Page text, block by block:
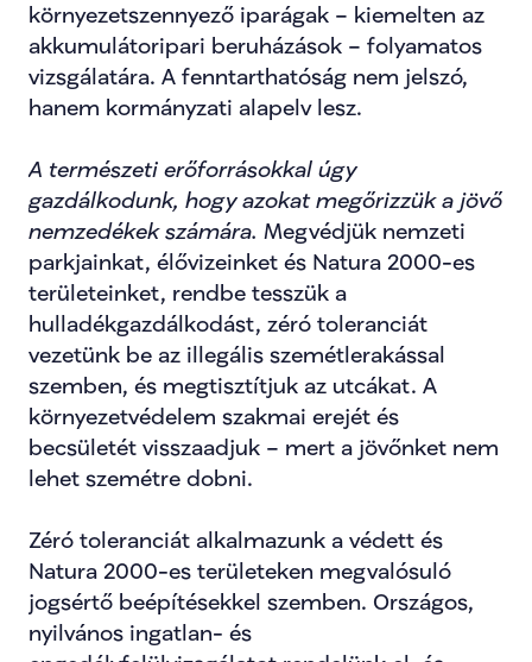
környezetszennyező iparágak – kiemelten az
akkumulátoripari beruházások – folyamatos
vizsgálatára. A fenntarthatóság nem jelszó,
hanem kormányzati alapelv lesz.
A természeti erőforrásokkal úgy
gazdálkodunk, hogy azokat megőrizzük a jövő
nemzedékek számára. Megvédjük nemzeti
parkjainkat, élővizeinket és Natura 2000-es
területeinket, rendbe tesszük a
hulladékgazdálkodást, zéró toleranciát
vezetünk be az illegális szemétlerakással
szemben, és megtisztítjuk az utcákat. A
környezetvédelem szakmai erejét és
becsületét visszaadjuk – mert a jövőnket nem
lehet szemétre dobni.
Zéró toleranciát alkalmazunk a védett és
Natura 2000-es területeken megvalósuló
jogsértő beépítésekkel szemben. Országos,
nyilvános ingatlan- és